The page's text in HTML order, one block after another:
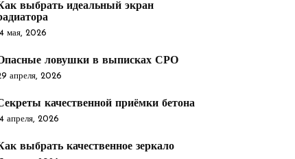
выбрать идеальный экран
мая, 2026
ловушки в выписках СРО
апреля, 2026
качественной приёмки бетона
апреля, 2026
выбрать качественное зеркало